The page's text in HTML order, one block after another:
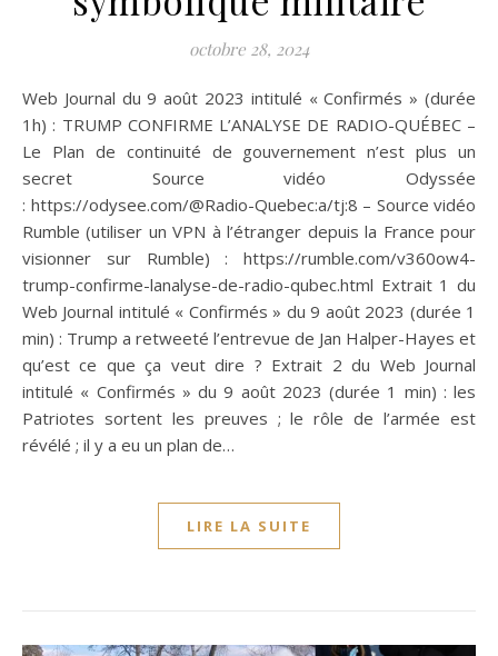
octobre 28, 2024
Web Journal du 9 août 2023 intitulé « Confirmés » (durée
1h) : TRUMP CONFIRME L’ANALYSE DE RADIO-QUÉBEC –
Le Plan de continuité de gouvernement n’est plus un
secret Source vidéo Odyssée
: https://odysee.com/@Radio-Quebec:a/tj:8 – Source vidéo
Rumble (utiliser un VPN à l’étranger depuis la France pour
visionner sur Rumble) : https://rumble.com/v360ow4-
trump-confirme-lanalyse-de-radio-qubec.html Extrait 1 du
Web Journal intitulé « Confirmés » du 9 août 2023 (durée 1
min) : Trump a retweeté l’entrevue de Jan Halper-Hayes et
qu’est ce que ça veut dire ? Extrait 2 du Web Journal
intitulé « Confirmés » du 9 août 2023 (durée 1 min) : les
Patriotes sortent les preuves ; le rôle de l’armée est
révélé ; il y a eu un plan de…
LIRE LA SUITE